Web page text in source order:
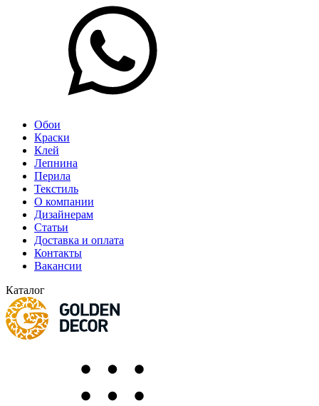
Обои
Краски
Клей
Лепнина
Перила
Текстиль
О компании
Дизайнерам
Статьи
Доставка и оплата
Контакты
Вакансии
Каталог